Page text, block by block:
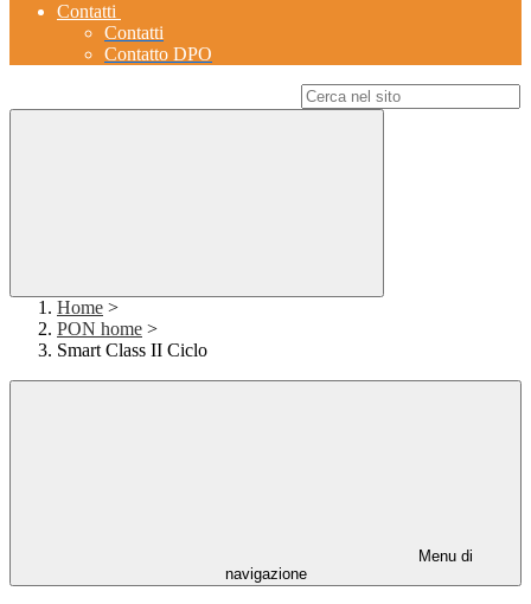
Contatti
Contatti
Contatto DPO
Home >
PON home >
Smart Class II Ciclo
Menu di
navigazione